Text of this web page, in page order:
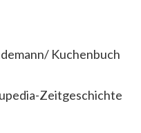
Kuchenbuch
Zeitgeschichte